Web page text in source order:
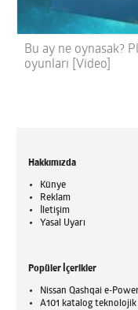
Bu ay ne oynasak?
oyunları [Video]
Hakkımızda
Künye
Reklam
İletişim
Yasal Uyarı
Popüler İçerikler
Nissan Qashqai e-
A101 katalog